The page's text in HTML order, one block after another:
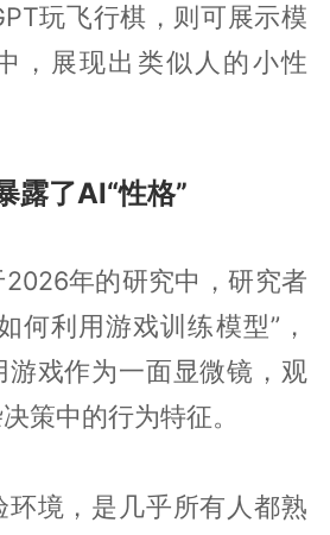
玩飞行棋，则可展示模
，展现出类似人的小性
露了AI“性格”
年的研究中，研究者
何利用游戏训练模型”，
游戏作为一面显微镜，观
策中的行为特征。
境，是几乎所有人都熟